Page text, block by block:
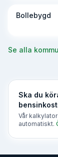
Bollebygd
Se alla
Ska du
Vår
automatiskt.